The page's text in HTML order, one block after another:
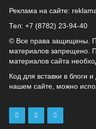
Реклама на сайте:
Тел: +7 (8782) 23‑94‑40
© Все права защищены.
материалов запрещено.
материалов сайта
Код для вставки в блоги
нашем сайте, можно